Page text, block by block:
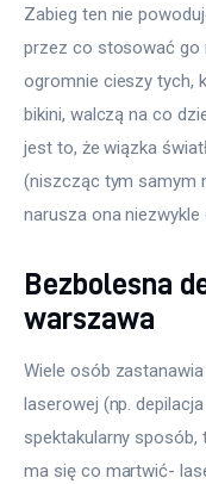
Zabieg ten nie
przez co stosować go
ogromnie cieszy tych,
bikini, walczą na co
jest to, że wiązka
(niszcząc tym samym
narusza ona
Bezbolesna
warszawa
Wiele osób
laserowej (np.
spektakularny
ma się co martwić-